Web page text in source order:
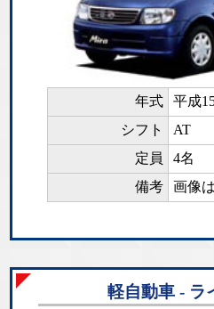
年式
平成
シフト
AT
定員
4名
備考
画像
軽自動車 - ラ